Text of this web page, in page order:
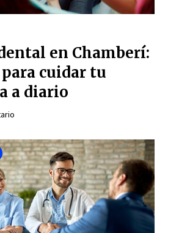
en Chamberí:
cuidar tu
a diario